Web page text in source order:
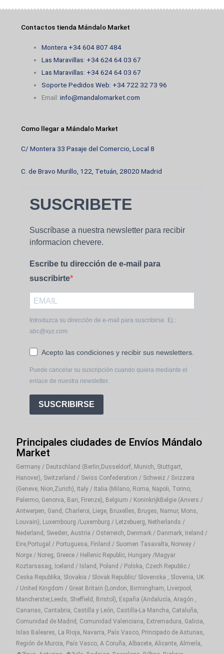
Contactos tienda Mándalo Market
Montera +34 604 807 484
Las Maravillas: +34 624 64 03 67
Las Maravillas: +34 624 64 03 67
Soporte Pedidos Web: +34 722 32 73 96
Email:info@mandalomarket.com
Como llegar a Mándalo Market
C/ Montera 33 Pasaje del Comercio, Local 8
C. de Bravo Murillo, 122, Tetuán, 28020 Madrid
SUSCRIBETE
Suscríbase a nuestra newsletter para recibir
informacion chevere.
Escribe tu dirección de e-mail para
suscribirte
Introduzca su dirección de e-mail para suscribirse. Ej.:
abc@xyz.com
Acepto las condiciones y recibir sus newsletters.
Puede cancelar su suscripción cuando quiera mediante el
enlace de nuestra newsletter.
SUSCRIBIRSE
Principales ciudades de Envíos Mándalo
Market
Germany / Deutschland (Berlin,Dusseldorf, Munich, Stuttgart,
Hanover), Switzerland / Swiss Confederation / Schweiz / Svizzera
(Geneve, Nion,Zurich), Italy / Italia (Milano, Roma, Napoli, Torino,
Palermo, Genorva, Bari, Firenze), Belgium / KoninkrijkBelgie (Anvers /
Antwerpen, Gand, Charleroi, Liege, Bruxelles, Bruges, Namur, Mons,
Louvain), Luxembourg /Luxemburg / Letzebuerg, Netherlands /
Nederland, Sweden, Austria / Osterreich, Denmark / Danmark, Ireland /
Eire,Portugal / Portuguesa, Finland / Suomen Tasavalta, Norway /
Norge / Noreg, Greece / Hellenic Republic, Hungary /Magyar
Koztarsasag, Iceland / Island, Poland / Polska, Czech Republic /
Ceska Republika, Slovakia / Slovak Republic/ Slovenska , Slovenia, UK
/ United Kingdom / Great Britain (London, Birmingham, Liverpool,
Mancherster,Leeds, Sheffield, Bristol), España (Andalucía, Aragón ,
Canarias, Cantabria, Castilla y León, Castilla-La Mancha, Cataluña,
Comunidad de Madrid, Comunidad Valenciana, Extremadura, Galicia,
Islas Baleares, La Rioja, Navarra, País Vasco, Principado de Asturias,
Región de Murcia, País Vasco, A Coruña, Albacete, Alicante, Almería,